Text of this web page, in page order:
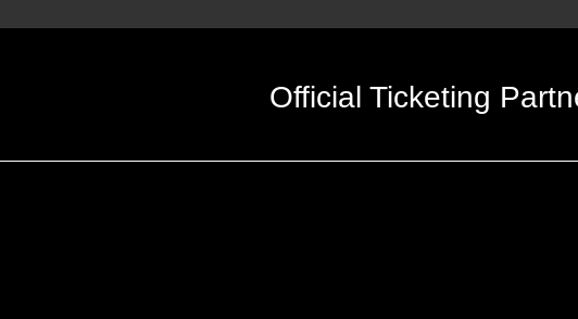
Official Ticketing